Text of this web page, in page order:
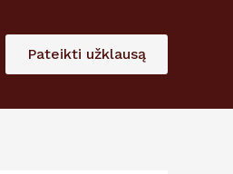
Pateikti užklausą
Skirti